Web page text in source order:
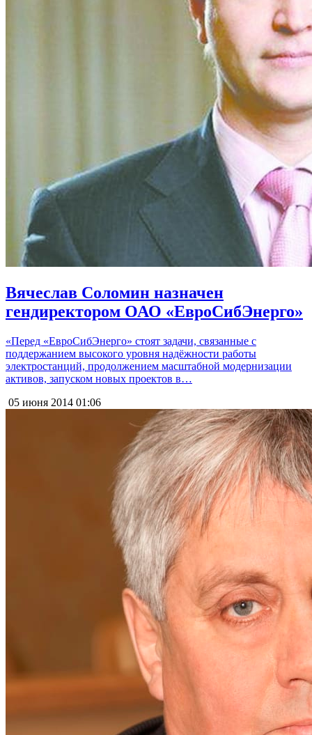
Вячеслав Соломин назначен
гендиректором ОАО «ЕвроСибЭнерго»
«Перед «ЕвроСибЭнерго» стоят задачи, связанные с
поддержанием высокого уровня надёжности работы
электростанций, продолжением масштабной модернизации
активов, запуском новых проектов в…
05 июня 2014 01:06